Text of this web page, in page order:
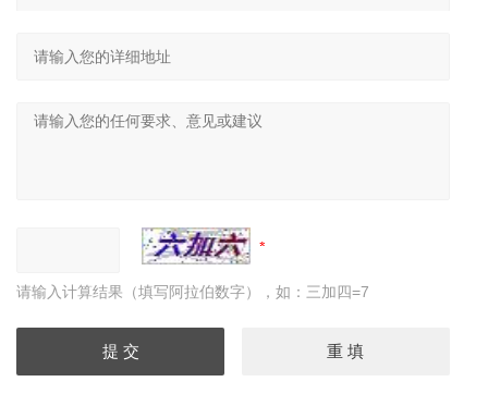
请输入计算结果（填写阿拉伯数字），如：三加四=7